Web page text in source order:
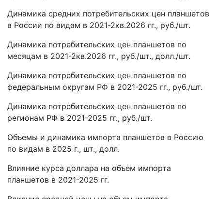
Динамика средних потребительских цен планшетов
в России по видам в 2021-2кв.2026 гг., руб./шт.
Динамика потребительских цен планшетов по
месяцам в 2021-2кв.2026 гг., руб./шт., долл./шт.
Динамика потребительских цен планшетов по
федеральным округам РФ в 2021-2025 гг., руб./шт.
Динамика потребительских цен планшетов по
регионам РФ в 2021-2025 гг., руб./шт.
Объемы и динамика импорта планшетов в Россию
по видам в 2025 г., шт., долл.
Влияние курса доллара на объем импорта
планшетов в 2021-2025 гг.